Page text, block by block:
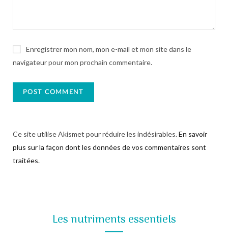
Enregistrer mon nom, mon e-mail et mon site dans le
navigateur pour mon prochain commentaire.
Ce site utilise Akismet pour réduire les indésirables.En savoir
plus sur la façon dont les données de vos commentaires sont
traitées.
Les nutriments essentiels